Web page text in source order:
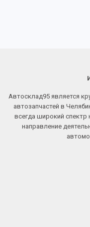
Автосклад95 является
автозапчастей в
всегда широкий
направление